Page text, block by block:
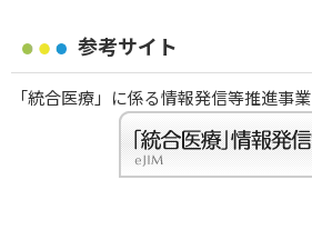
参考サイト
「統合医療」に係る情報発信等推進事業